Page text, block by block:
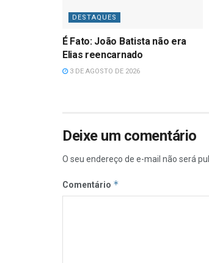
DESTAQUES
É Fato: João Batista não era
Elias reencarnado
3 DE AGOSTO DE 2026
Deixe um comentário
O seu endereço de e-mail não será
Comentário *